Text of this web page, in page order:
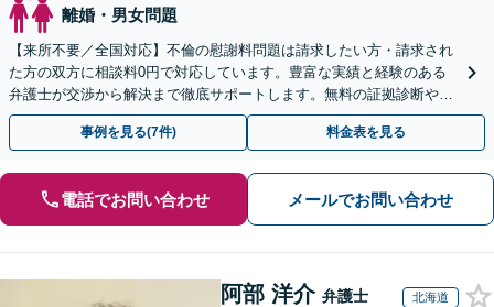
離婚・男女問題
【来所不要／全国対応】不倫の慰謝料問題は請求したい方・請求され
た方の双方に相談料0円で対応しています。豊富な実績と経験のある
弁護士が交渉から解決まで徹底サポートします。無料の証拠診断や着
手金の返還保証もありますので安心してご相談ください。
事例を見る(7件) 料金表を見る
電話でお問い合わせ メールでお問い合わせ
阿部 洋介 弁護士 北海道